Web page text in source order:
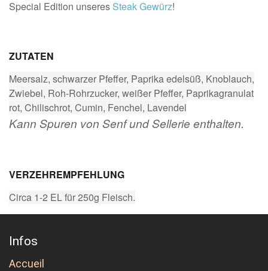
Special Edition unseres Steak Gewürz!
ZUTATEN
Meersalz, schwarzer Pfeffer, Paprika edelsüß, Knoblauch,
Zwiebel, Roh-Rohrzucker, weißer Pfeffer, Paprikagranulat
rot, Chilischrot, Cumin, Fenchel, Lavendel
Kann Spuren von Senf und Sellerie enthalten.
VERZEHREMPFEHLUNG
Circa 1-2 EL für 250g Fleisch.
Infos
Accueil